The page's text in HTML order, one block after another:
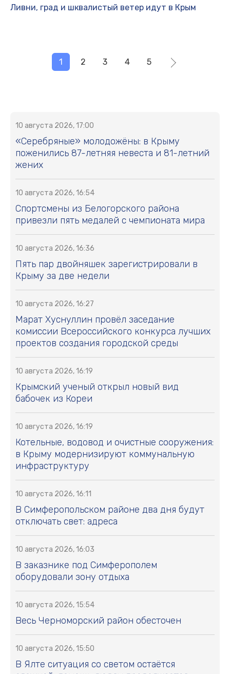
Ливни, град и шквалистый ветер идут в Крым
1 2 3 4 5
10 августа 2026, 17:00
«Серебряные» молодожёны: в Крыму
поженились 87-летняя невеста и 81-летний
жених
10 августа 2026, 16:54
Спортсмены из Белогорского района
привезли пять медалей с чемпионата мира
10 августа 2026, 16:36
Пять пар двойняшек зарегистрировали в
Крыму за две недели
10 августа 2026, 16:27
Марат Хуснуллин провёл заседание
комиссии Всероссийского конкурса лучших
проектов создания городской среды
10 августа 2026, 16:19
Крымский ученый открыл новый вид
бабочек из Кореи
10 августа 2026, 16:19
Котельные, водовод и очистные сооружения:
в Крыму модернизируют коммунальную
инфраструктуру
10 августа 2026, 16:11
В Симферопольском районе два дня будут
отключать свет: адреса
10 августа 2026, 16:03
В заказнике под Симферополем
оборудовали зону отдыха
10 августа 2026, 15:54
Весь Черноморский район обесточен
10 августа 2026, 15:50
В Ялте ситуация со светом остаётся